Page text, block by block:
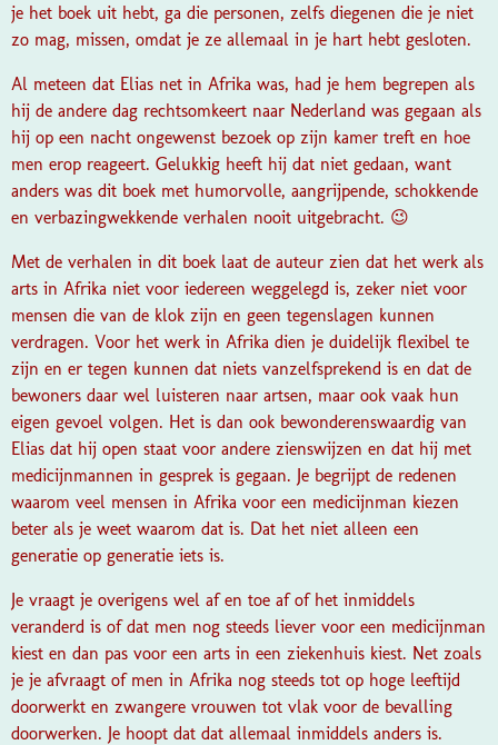
je het boek uit hebt, ga die personen, zelfs diegenen die je niet
zo mag, missen, omdat je ze allemaal in je hart hebt gesloten.
Al meteen dat Elias net in Afrika was, had je hem begrepen als
hij de andere dag rechtsomkeert naar Nederland was gegaan als
hij op een nacht ongewenst bezoek op zijn kamer treft en hoe
men erop reageert. Gelukkig heeft hij dat niet gedaan, want
anders was dit boek met humorvolle, aangrijpende, schokkende
en verbazingwekkende verhalen nooit uitgebracht. 😉
Met de verhalen in dit boek laat de auteur zien dat het werk als
arts in Afrika niet voor iedereen weggelegd is, zeker niet voor
mensen die van de klok zijn en geen tegenslagen kunnen
verdragen. Voor het werk in Afrika dien je duidelijk flexibel te
zijn en er tegen kunnen dat niets vanzelfsprekend is en dat de
bewoners daar wel luisteren naar artsen, maar ook vaak hun
eigen gevoel volgen. Het is dan ook bewonderenswaardig van
Elias dat hij open staat voor andere zienswijzen en dat hij met
medicijnmannen in gesprek is gegaan. Je begrijpt de redenen
waarom veel mensen in Afrika voor een medicijnman kiezen
beter als je weet waarom dat is. Dat het niet alleen een
generatie op generatie iets is.
Je vraagt je overigens wel af en toe af of het inmiddels
veranderd is of dat men nog steeds liever voor een medicijnman
kiest en dan pas voor een arts in een ziekenhuis kiest. Net zoals
je je afvraagt of men in Afrika nog steeds tot op hoge leeftijd
doorwerkt en zwangere vrouwen tot vlak voor de bevalling
doorwerken. Je hoopt dat dat allemaal inmiddels anders is.